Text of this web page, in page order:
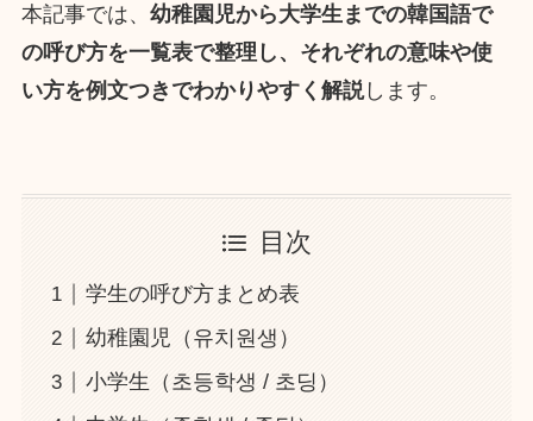
本記事では、 幼稚園児から大学生までの韓国語で
の呼び方を一覧表で整理し、それぞれの意味や使
い方を例文つきでわかりやすく解説します。
目次
学生の呼び方まとめ表
幼稚園児（유치원생）
小学生（초등학생 / 초딩）